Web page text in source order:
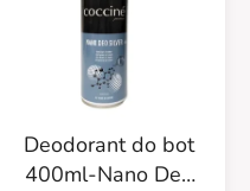
Deodorant do bot
400ml-Nano Deo